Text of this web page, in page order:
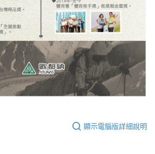
顯示電腦版詳細說明